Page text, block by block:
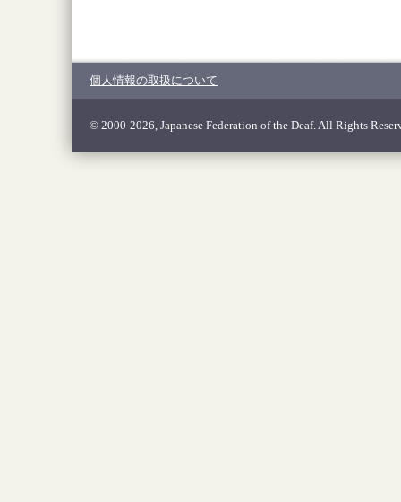
個人情報の取扱について
© 2000-2026, Japanese Federation of the Deaf. All Rights